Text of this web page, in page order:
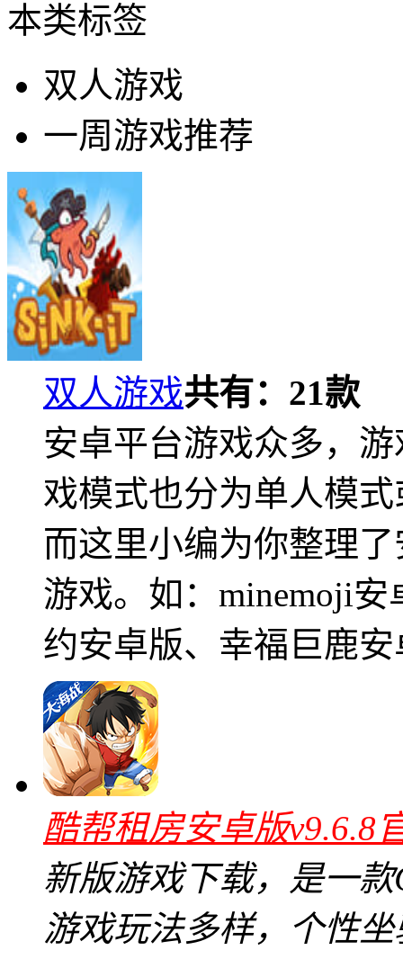
本类标签
双人游戏
一周游戏推荐
双人游戏共有： 21款
安卓平台游戏众多，
戏模式也分为单人模
而这里小编为你整理
游戏。如：minemoji
约安卓版、幸福巨鹿安
酷帮租房安卓版v9.6.8
新版游戏下载，是一
游戏玩法多样，个性